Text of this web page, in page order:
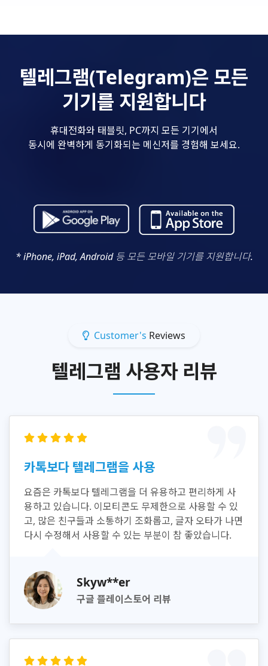
텔레그램(Telegram)은 모든
기기를 지원합니다
휴대전화와 태블릿, PC까지 모든 기기에서
동시에 완벽하게 동기화되는 메신저를 경험해 보세요.
* iPhone, iPad, Android 등 모든 모바일 기기를 지원합니다.
Customer's Reviews
텔레그램 사용자 리뷰
카톡보다 텔레그램을 사용
요즘은 카톡보다 텔레그램을 더 유용하고 편리하게 사
용하고 있습니다. 이모티콘도 무제한으로 사용할 수 있
고, 많은 친구들과 소통하기 조화롭고, 글자 오타가 나면
다시 수정해서 사용할 수 있는 부분이 참 좋았습니다.
Skyw**er
구글 플레이스토어 리뷰